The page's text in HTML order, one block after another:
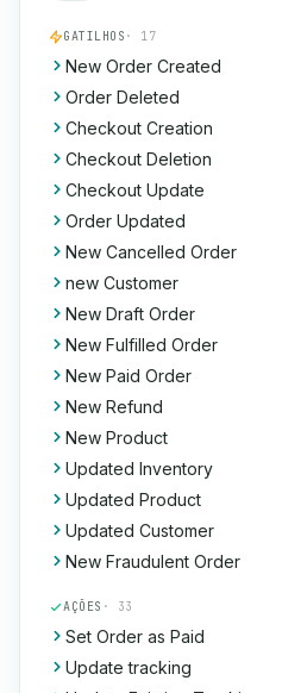
GATILHOS · 17
New Order Created
Order Deleted
Checkout Creation
Checkout Deletion
Checkout Update
Order Updated
New Cancelled Order
new Customer
New Draft Order
New Fulfilled Order
New Paid Order
New Refund
New Product
Updated Inventory
Updated Product
Updated Customer
New Fraudulent Order
AÇÕES · 33
Set Order as Paid
Update tracking